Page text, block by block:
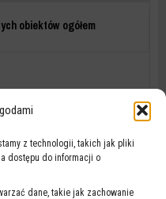
z technologii, takich jak pliki
dostępu do informacji o
dane, takie jak zachowanie
obiektów ogółem
reklam